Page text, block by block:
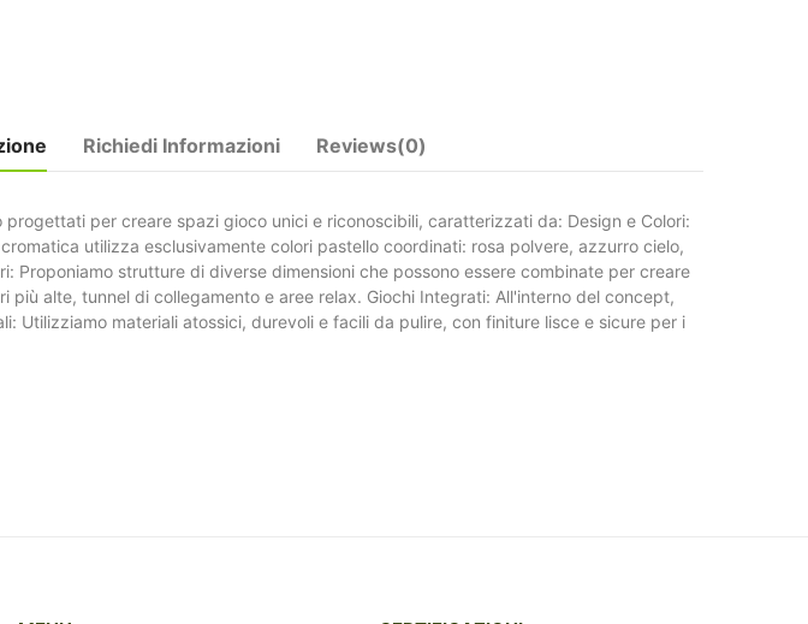
Richiedi Informazioni Reviews(0)
per creare spazi gioco unici e riconoscibili, caratterizzati da: Design e Colori:
utilizza esclusivamente colori pastello coordinati: rosa polvere, azzurro cielo,
Proponiamo strutture di diverse dimensioni che possono essere combinate per creare
più alte, tunnel di collegamento e aree relax. Giochi Integrati: All'interno del concept,
Utilizziamo materiali atossici, durevoli e facili da pulire, con finiture lisce e sicure per i